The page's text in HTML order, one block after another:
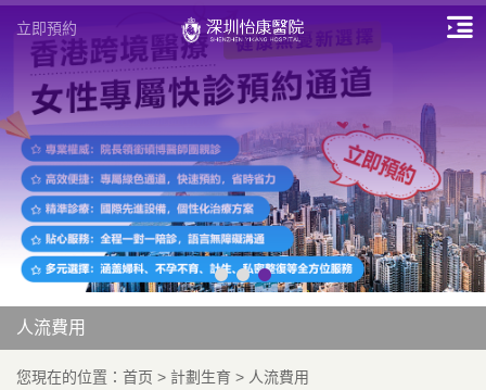
立即預約
人流費用
您現在的位置： 首页 > 計劃生育 > 人流費用